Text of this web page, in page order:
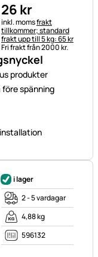
produkter
spänning
26 kr
Skatteinformation:
inkl. momsfrakt
tillkommer; standard
frakt upp till 5 kg: 65 kr
Fri frakt från 2000 kr.
i lager
2 - 5 vardagar
4,88 kg
596132